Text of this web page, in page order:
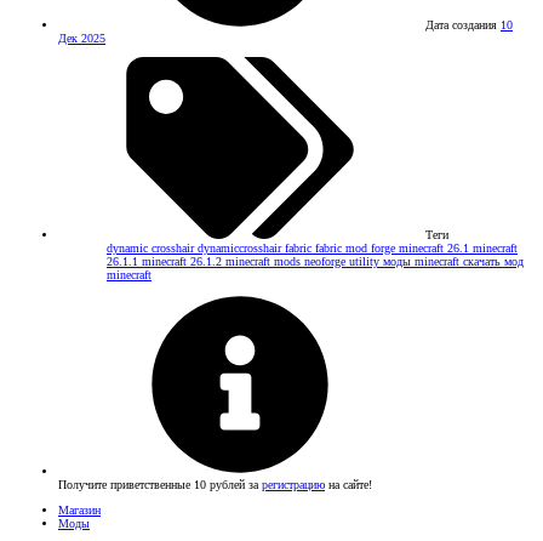
Дата создания 10
Дек 2025
Теги
dynamic crosshairdynamiccrosshairfabric fabric mod forge minecraft 26.1 minecraft
26.1.1 minecraft 26.1.2 minecraft mods neoforge utility моды minecraft скачать мод
minecraft
Получите приветственные 10 рублей за регистрацию на сайте!
Магазин
Моды